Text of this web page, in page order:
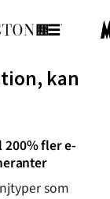
kan
200% fler e-
som